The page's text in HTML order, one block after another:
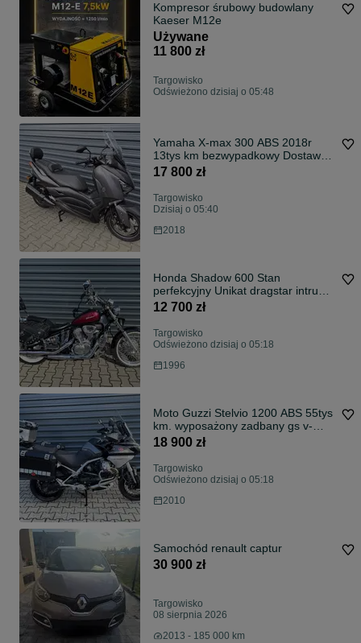
Kompresor śrubowy budowlany
Kaeser M12e
Używane
11 800 zł
Targowisko
Odświeżono dzisiaj o 05:48
Yamaha X-max 300 ABS 2018r
13tys km bezwypadkowy Dostawa
Raty forza
17 800 zł
Targowisko
Dzisiaj o 05:40
2018
Honda Shadow 600 Stan
perfekcyjny Unikat dragstar intruder
xvs vn vulcan
12 700 zł
Targowisko
Odświeżono dzisiaj o 05:18
1996
Moto Guzzi Stelvio 1200 ABS 55tys
km. wyposażony zadbany gs v-
strom versys tiger varadero
18 900 zł
Targowisko
Odświeżono dzisiaj o 05:18
2010
Samochód renault captur
30 900 zł
Targowisko
08 sierpnia 2026
2013 - 185 000 km